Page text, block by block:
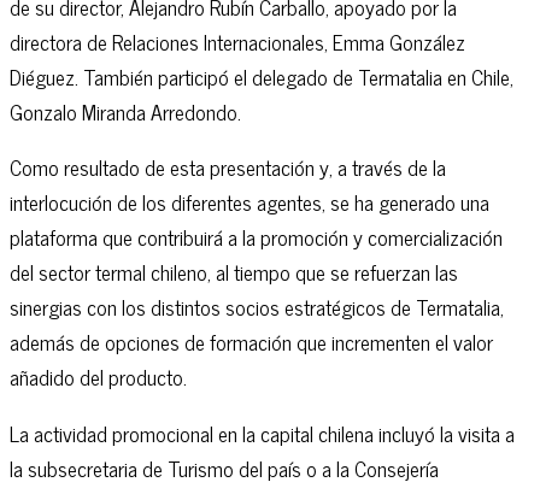
directora de Relaciones Internacionales, Emma González
Diéguez. También participó el delegado de Termatalia en Chile,
Gonzalo Miranda Arredondo.
Como resultado de esta presentación y, a través de la
interlocución de los diferentes agentes, se ha generado una
plataforma que contribuirá a la promoción y comercialización
del sector termal chileno, al tiempo que se refuerzan las
sinergias con los distintos socios estratégicos de Termatalia,
además de opciones de formación que incrementen el valor
añadido del producto.
La actividad promocional en la capital chilena incluyó la visita a
la subsecretaria de Turismo del país o a la Consejería